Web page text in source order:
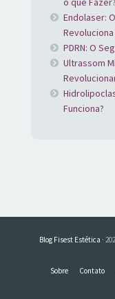
Endolaser:
PDRN: O
Ultrassom
Funciona?
Blog Fisest Estética ·
Sobre Contato